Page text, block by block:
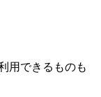
用できるものも